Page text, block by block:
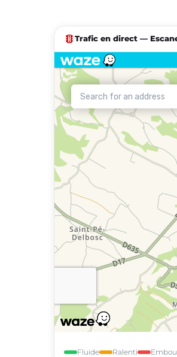
traffic Trafic en direct —
Fluide Ralenti